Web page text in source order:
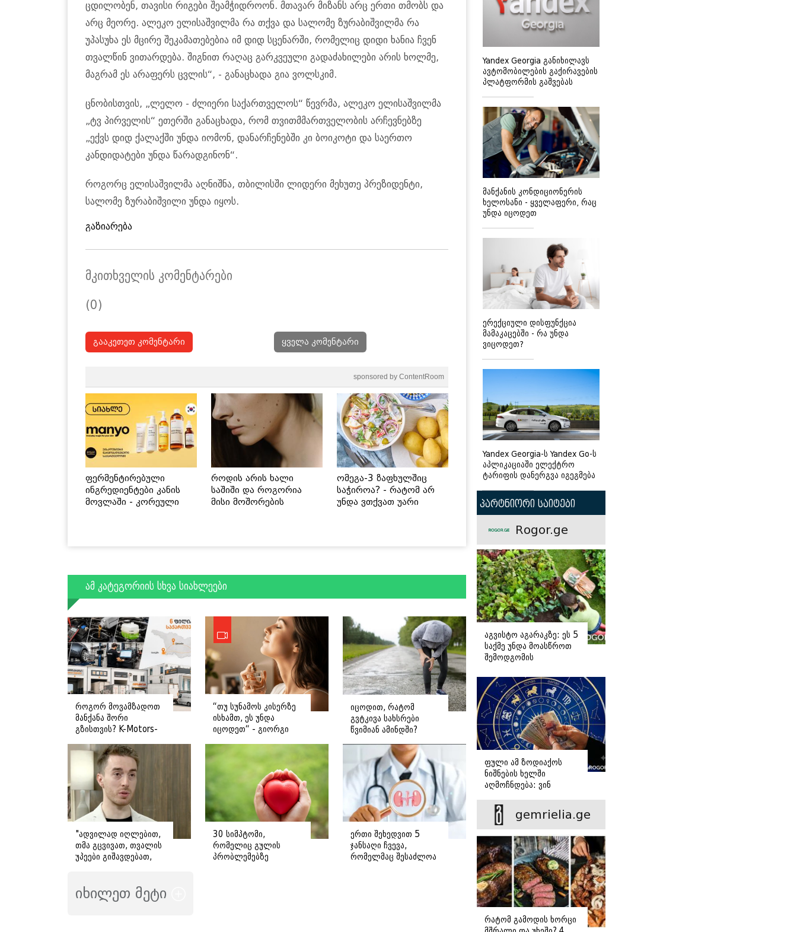
ცდილობენ, თავისი რიგები შეამჭიდროონ. მთავარ მიზანს არც ერთი თმობს და
არც მეორე. ალეკო ელისაშვილმა რა თქვა და სალომე ზურაბიშვილმა რა
უპასუხა ეს მცირე შეკამათებებია იმ დიდ სცენარში, რომელიც დიდი ხანია ჩვენ
თვალწინ ვითარდება. შიგნით რაღაც გარკვეული გადაძახილები არის ხოლმე,
მაგრამ ეს არაფერს ცვლის“, - განაცხადა გია ვოლსკიმ.
ცნობისთვის, „ლელო - ძლიერი საქართველოს“ წევრმა, ალეკო ელისაშვილმა
„ტვ პირველის“ ეთერში განაცხადა, რომ თვითმმართველობის არჩევნებზე
„ექვს დიდ ქალაქში უნდა იომონ, დანარჩენებში კი ბოიკოტი და საერთო
კანდიდატები უნდა წარადგინონ“.
როგორც ელისაშვილმა აღნიშნა, თბილისში ლიდერი მეხუთე პრეზიდენტი,
სალომე ზურაბიშვილი უნდა იყოს.
გაზიარება
მკითხველის კომენტარები
(0)
გააკეთეთ კომენტარი ყველა კომენტარი
sponsored by ContentRoom
ფერმენტირებული
ინგრედიენტები კანის
მოვლაში - კორეული
როდის არის ხალი
საშიში და როგორია
მისი მოშორების
ომეგა-3 ზაფხულშიც
საჭიროა? - რატომ არ
უნდა ვთქვათ უარი
ამ კატეგორიის სხვა სიახლეები
როგორ მოვამზადოთ
მანქანა შორი
გზისთვის? K-Motors-
“თუ სუნამოს კისერზე
ისხამთ, ეს უნდა
იცოდეთ“ - გიორგი
იცოდით, რატომ
გვტკივა სახსრები
წვიმიან ამინდში?
"ადვილად იღლებით,
თმა გცვივათ, თვალის
უპეები გიშავდებათ,
ამ სიმპტომების
გამომწვევ ყველაზე
30 სიმპტომი,
რომელიც გულის
პრობლემებზე
ერთი შეხედვით 5
ჯანსაღი ჩვევა,
რომელმაც შესაძლოა
იხილეთ მეტი
Yandex Georgia განიხილავს
ავტომობილების გაქირავების
პლატფორმის გაშვებას
მანქანის კონდიციონერის
ხელოსანი - ყველაფერი, რაც
უნდა იცოდეთ
ერექციული დისფუნქცია
მამაკაცებში - რა უნდა
ვიცოდეთ?
Yandex Georgia-ს Yandex Go-ს
აპლიკაციაში ელექტრო
ტარიფის დანერგვა იგეგმება
პარტნიორი საიტები
Rogor.ge
აგვისტო აგარაკზე: ეს 5
საქმე უნდა მოასწროთ
შემოდგომის
ფული ამ ზოდიაქოს
ნიშნების ხელში
აღმოჩნდება: ვინ
gemrielia.ge
რატომ გამოდის ხორცი